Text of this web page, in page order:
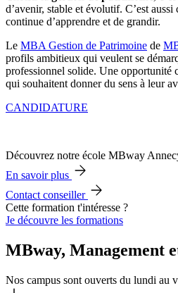
d’avenir, stable et évolutif. C’est
continue d’apprendre et de grandir.
Le MBA Gestion de Patrimoine de
profils ambitieux qui veulent se
professionnel solide. Une opportunité
qui souhaitent donner du sens à leur
CANDIDATURE
Découvrez notre école MBway
En savoir plus
Contact conseiller
Cette formation t'intéresse ?
Je découvre les formations
MBway, Management
Nos campus sont ouverts du lundi au